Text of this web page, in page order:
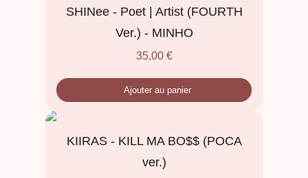
SHINee - Poet | Artist (FOURTH
Ver.) - MINHO
35,00 €
Ajouter au panier
KIIRAS - KILL MA BO$$ (POCA
ver.)